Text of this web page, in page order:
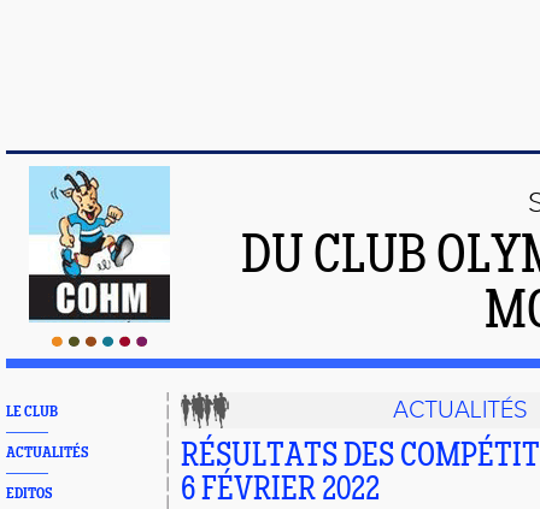
DU CLUB
LE CLUB
ACTUALITÉS
EDITOS
ACTUALITÉS
RÉSULTATS DES
6 FÉVRIER 2022